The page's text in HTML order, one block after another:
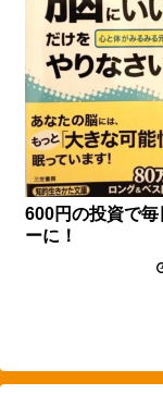
600円の投資で毎
ーに！